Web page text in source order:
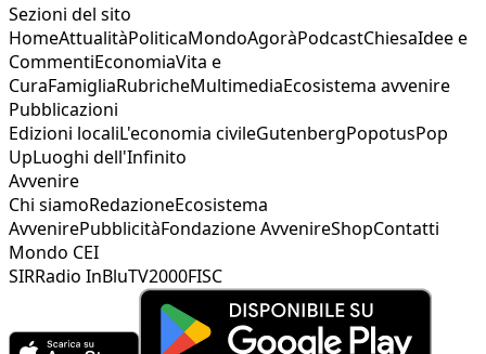
Sezioni del sito
HomeAttualitàPoliticaMondoAgoràPodcastChiesaIdee e
CommentiEconomiaVita e
CuraFamigliaRubricheMultimediaEcosistema avvenire
Pubblicazioni
Edizioni localiL'economia civileGutenbergPopotusPop
UpLuoghi dell'Infinito
Avvenire
Chi siamoRedazioneEcosistema
AvvenirePubblicitàFondazione AvvenireShopContatti
Mondo CEI
SIRRadio InBluTV2000FISC